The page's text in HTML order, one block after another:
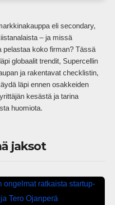
– ja missä
koko firman? Tässä
globaalit trendit, Supercellin
ja rakentavat checklistin,
läpi ennen osakkeiden
kesästä ja tarina
huomiota.
jaksot